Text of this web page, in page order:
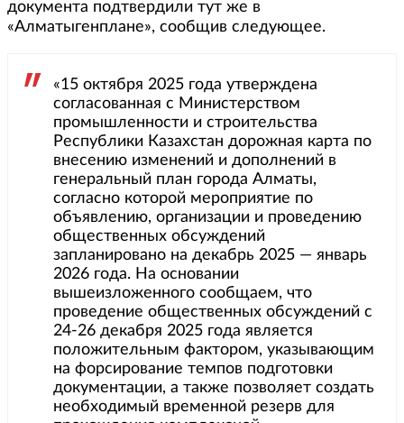
документа подтвердили тут же в
«Алматыгенплане», сообщив следующее.
«15 октября 2025 года утверждена
согласованная с Министерством
промышленности и строительства
Республики Казахстан дорожная карта по
внесению изменений и дополнений в
генеральный план города Алматы,
согласно которой мероприятие по
объявлению, организации и проведению
общественных обсуждений
запланировано на декабрь 2025 — январь
2026 года. На основании
вышеизложенного сообщаем, что
проведение общественных обсуждений с
24-26 декабря 2025 года является
положительным фактором, указывающим
на форсирование темпов подготовки
документации, а также позволяет создать
необходимый временной резерв для